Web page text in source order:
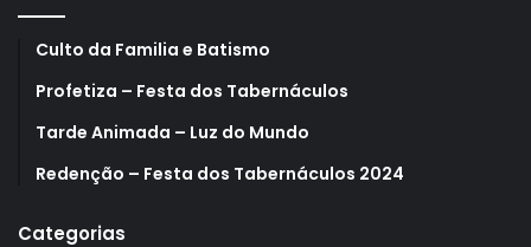
Culto da Familia e Batismo
Profetiza – Festa dos Tabernáculos
Tarde Animada – Luz do Mundo
Redenção – Festa dos Tabernáculos 2024
Categorias